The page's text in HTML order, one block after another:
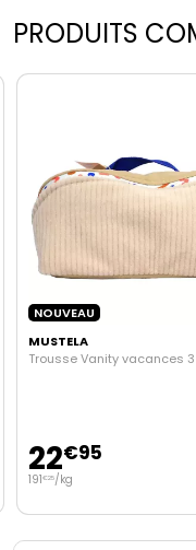
PRODUITS
NOUVEAU
MUSTELA
Trousse Vanity vacances
22€95
191€25/kg